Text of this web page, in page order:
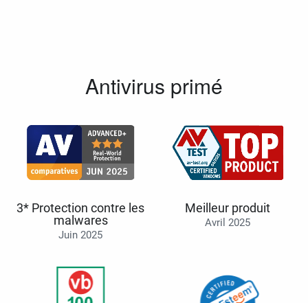
Antivirus primé
3* Protection contre les
malwares
Juin 2025
Meilleur produit
Avril 2025